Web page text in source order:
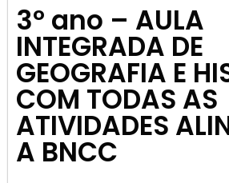
3º ano – AULA
INTEGRADA DE
GEOGRAFIA E
COM TODAS AS
ATIVIDADES
A BNCC